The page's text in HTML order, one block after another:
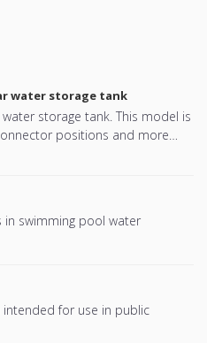
water storage tank
water storage tank. This model is
positions and more
in swimming pool water
for use in public